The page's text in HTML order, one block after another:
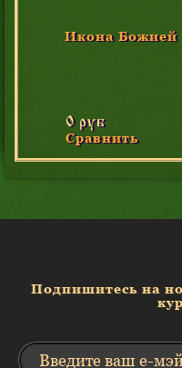
Икона Божией
0 руб
Сравнить
Подпишитесь на